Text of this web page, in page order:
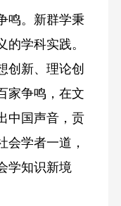
。新群学秉
学科实践。
创新、理论创
家争鸣，在文
中国声音，贡
会学者一道，
学知识新境